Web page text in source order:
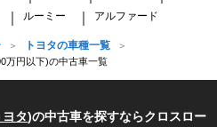
ルーミー アルファード
トヨタの車種一覧
万円以下)の中古車一覧
ヨタ)の中古車を探すならクロスロー